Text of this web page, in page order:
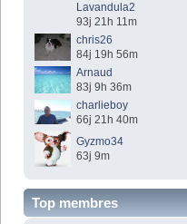
Lavandula2
93j 21h 11m
chris26
84j 19h 56m
Arnaud
83j 9h 36m
charlieboy
66j 21h 40m
Gyzmo34
63j 9m
Top membres